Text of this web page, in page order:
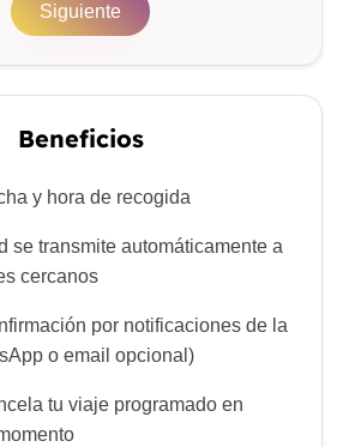
Siguiente
Beneficios
y hora de recogida
se transmite automáticamente a
cercanos
por notificaciones de la
o email opcional)
tu viaje programado en